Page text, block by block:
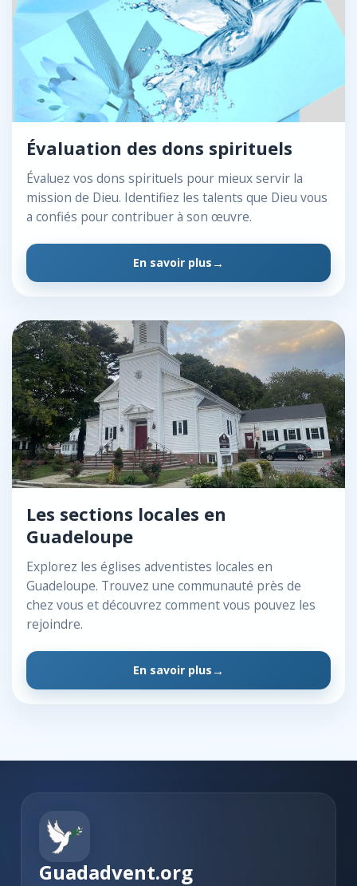
Évaluation des dons spirituels
Évaluez vos dons spirituels pour mieux servir la
mission de Dieu. Identifiez les talents que Dieu vous
a confiés pour contribuer à son œuvre.
En savoir plus
Les sections locales en
Guadeloupe
Explorez les églises adventistes locales en
Guadeloupe. Trouvez une communauté près de
chez vous et découvrez comment vous pouvez les
rejoindre.
En savoir plus
Guadadvent.org